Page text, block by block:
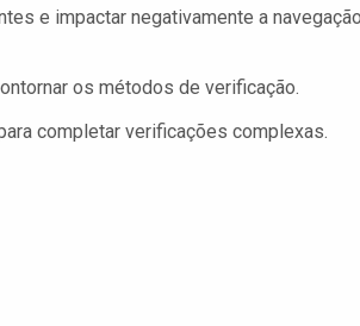
e impactar negativamente a
os métodos de verificação.
completar verificações complexas.